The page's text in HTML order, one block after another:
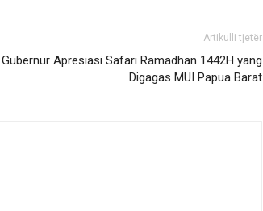
Artikulli tjetër
Gubernur Apresiasi Safari Ramadhan 1442H yang
Digagas MUI Papua Barat